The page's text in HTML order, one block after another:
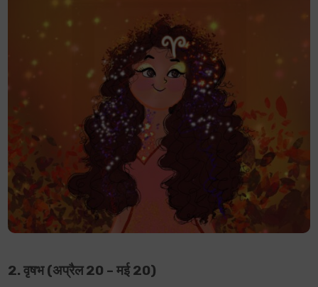
2. वृषभ (अप्रैल 20 – मई 20)